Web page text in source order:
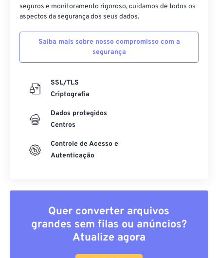
seguros e monitoramento rigoroso, cuidamos de todos os
aspectos da segurança dos seus dados.
Saiba mais sobre nosso compromisso com a
segurança
SSL/TLS
Criptografia
Dados protegidos
Centros
Controle de Acesso e
Autenticação
Quer converter arquivos
grandes sem filas ou anúncios?
Atualize agora